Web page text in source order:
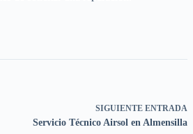
SIGUIENTE ENTRADA
Servicio Técnico Airsol en Almensilla